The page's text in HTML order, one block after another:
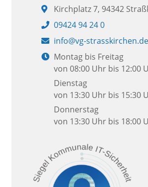
Adresse:
Kirchplatz 7, 94342
Telefon:
09424 94 24 0
E-
Mail:
info@vg-strasskirchen.de
Öffnungszeiten:
Montag bis Freitag
von 08:00 Uhr bis 12:00
Dienstag
von 13:30 Uhr bis 15:30
Donnerstag
von 13:30 Uhr bis 18:00